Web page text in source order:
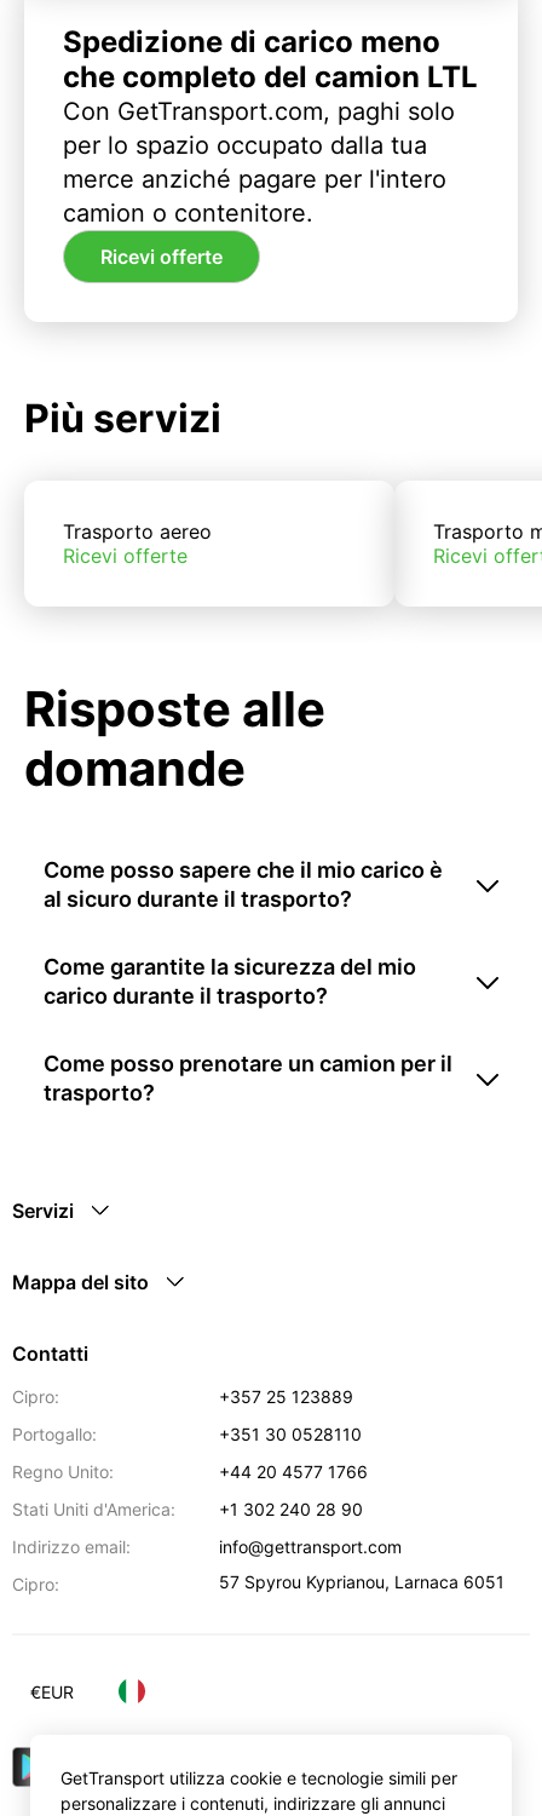
Spedizione di carico meno
che completo del camion LTL
Con GetTransport.com, paghi solo
per lo spazio occupato dalla tua
merce anziché pagare per l'intero
camion o contenitore.
Ricevi offerte
Più servizi
Trasporto aereo
Ricevi offerte
Trasporto
Ricevi
Risposte alle
domande
Come posso sapere che il mio carico è
al sicuro durante il trasporto?
Come garantite la sicurezza del mio
carico durante il trasporto?
Come posso prenotare un camion per il
trasporto?
Servizi
Mappa del sito
Contatti
Cipro:
+357 25 123889
Portogallo:
+351 30 0528110
Regno Unito:
+44 20 4577 1766
Stati Uniti d'America:
+1 302 240 28 90
Indirizzo email:
info@gettransport.com
Cipro:
57 Spyrou Kyprianou, Larnaca 6051
€EUR
GetTransport utilizza cookie e tecnologie simili per
personalizzare i contenuti, indirizzare gli annunci